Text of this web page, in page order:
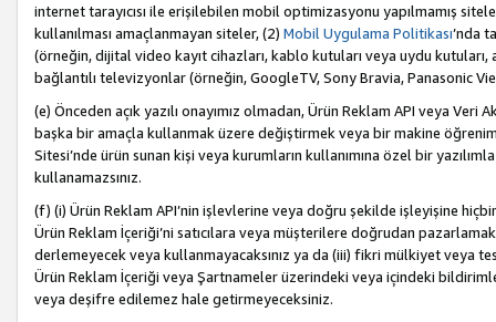
internet tarayıcısı ile erişilebilen mobil optimizasyonu yapılmamış
kullanılması amaçlanmayan siteler, (2) Mobil Uygulama Politikası’nda
(örneğin, dijital video kayıt cihazları, kablo kutuları veya uydu kutuları,
bağlantılı televizyonlar (örneğin, GoogleTV, Sony Bravia, Panasonic
(e) Önceden açık yazılı onayımız olmadan, Ürün Reklam API veya
başka bir amaçla kullanmak üzere değiştirmek veya bir makine
Sitesi’nde ürün sunan kişi veya kurumların kullanımına özel bir
kullanamazsınız.
(f) (i) Ürün Reklam API’nin işlevlerine veya doğru şekilde işleyişine
Ürün Reklam İçeriği’ni satıcılara veya müşterilere doğrudan
derlemeyecek veya kullanmayacaksınız ya da (iii) fikri mülkiyet veya
Ürün Reklam İçeriği veya Şartnameler üzerindeki veya içindeki
veya deşifre edilemez hale getirmeyeceksiniz.